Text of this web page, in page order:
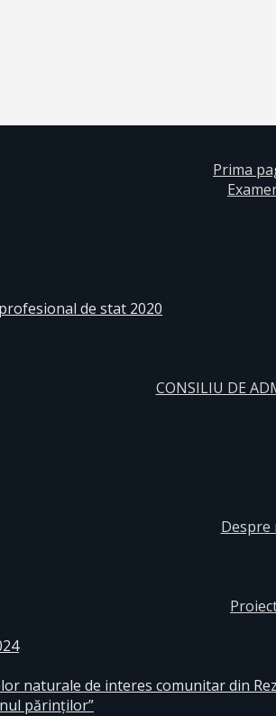
Prima
de stat 2020
CONSILIU DE
Despre
naturale de interes comunitar din
părinţilor”